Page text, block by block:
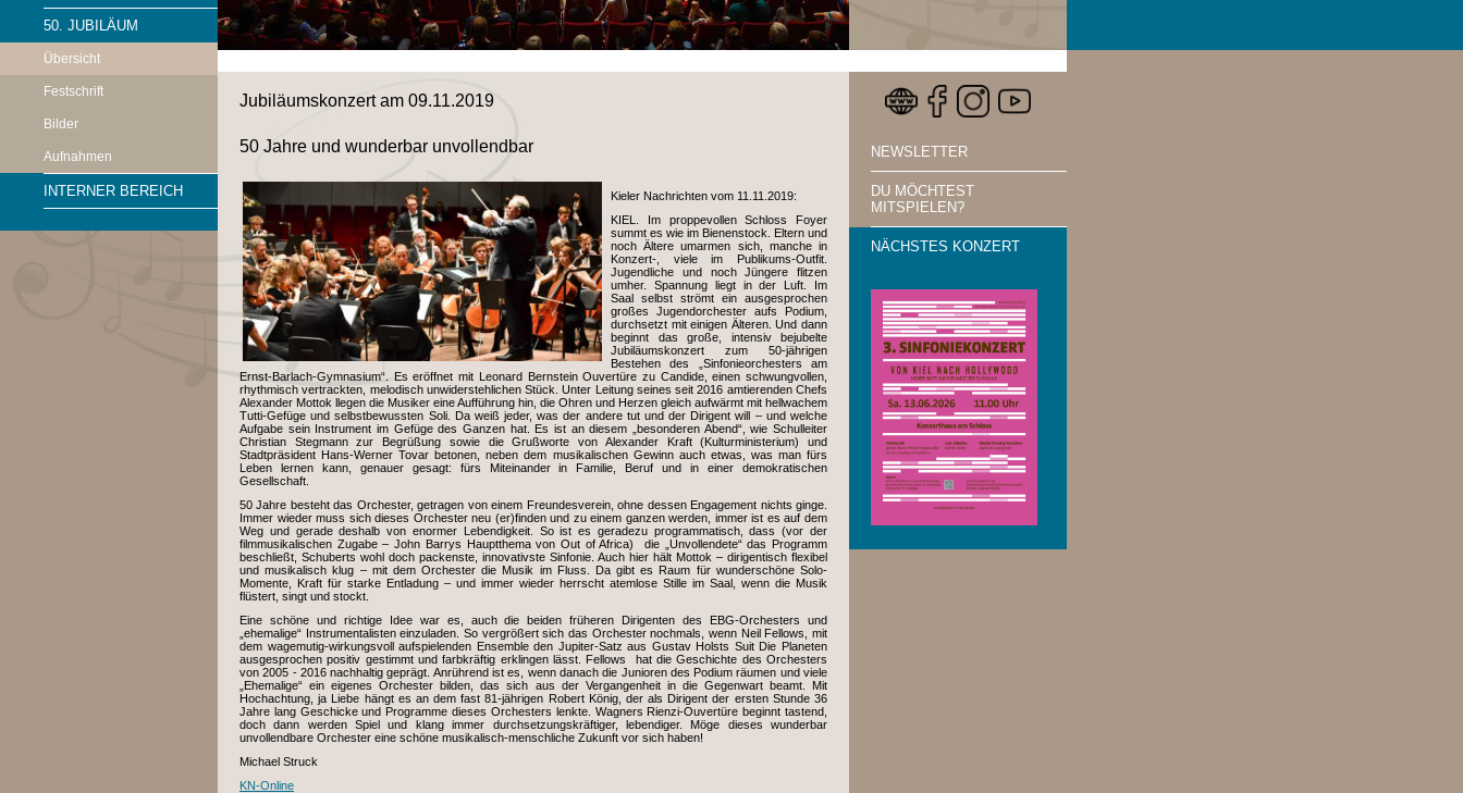
50. JUBILÄUM
Übersicht
Festschrift
Bilder
Aufnahmen
INTERNER BEREICH
Jubiläumskonzert am 09.11.2019
50 Jahre und wunderbar unvollendbar
Kieler Nachrichten vom 11.11.2019:
KIEL. Im proppevollen Schloss Foyer
summt es wie im Bienenstock. Eltern und
noch Ältere umarmen sich, manche in
Konzert-, viele im Publikums-Outfit.
Jugendliche und noch Jüngere flitzen
umher. Spannung liegt in der Luft. Im
Saal selbst strömt ein ausgesprochen
großes Jugendorchester aufs Podium,
durchsetzt mit einigen Älteren. Und dann
beginnt das große, intensiv bejubelte
Jubiläumskonzert zum 50-jährigen
Bestehen des „Sinfonieorchesters am
Ernst-Barlach-Gymnasium“. Es eröffnet mit Leonard Bernstein Ouvertüre zu Candide, einen schwungvollen,
rhythmisch vertrackten, melodisch unwiderstehlichen Stück. Unter Leitung seines seit 2016 amtierenden Chefs
Alexander Mottok llegen die Musiker eine Aufführung hin, die Ohren und Herzen gleich aufwärmt mit hellwachem
Tutti-Gefüge und selbstbewussten Soli. Da weiß jeder, was der andere tut und der Dirigent will – und welche
Aufgabe sein Instrument im Gefüge des Ganzen hat. Es ist an diesem „besonderen Abend“, wie Schulleiter
Christian Stegmann zur Begrüßung sowie die Grußworte von Alexander Kraft (Kulturministerium) und
Stadtpräsident Hans-Werner Tovar betonen, neben dem musikalischen Gewinn auch etwas, was man fürs
Leben lernen kann, genauer gesagt: fürs Miteinander in Familie, Beruf und in einer demokratischen
Gesellschaft.
50 Jahre besteht das Orchester, getragen von einem Freundesverein, ohne dessen Engagement nichts ginge.
Immer wieder muss sich dieses Orchester neu (er)finden und zu einem ganzen werden, immer ist es auf dem
Weg und gerade deshalb von enormer Lebendigkeit. So ist es geradezu programmatisch, dass (vor der
filmmusikalischen Zugabe – John Barrys Hauptthema von Out of Africa) die „Unvollendete“ das Programm
beschließt, Schuberts wohl doch packenste, innovativste Sinfonie. Auch hier hält Mottok – dirigentisch flexibel
und musikalisch klug – mit dem Orchester die Musik im Fluss. Da gibt es Raum für wunderschöne Solo-
Momente, Kraft für starke Entladung – und immer wieder herrscht atemlose Stille im Saal, wenn die Musik
flüstert, singt und stockt.
Eine schöne und richtige Idee war es, auch die beiden früheren Dirigenten des EBG-Orchesters und
„ehemalige“ Instrumentalisten einzuladen. So vergrößert sich das Orchester nochmals, wenn Neil Fellows, mit
dem wagemutig-wirkungsvoll aufspielenden Ensemble den Jupiter-Satz aus Gustav Holsts Suit Die Planeten
ausgesprochen positiv gestimmt und farbkräftig erklingen lässt. Fellows hat die Geschichte des Orchesters
von 2005 - 2016 nachhaltig geprägt. Anrührend ist es, wenn danach die Junioren des Podium räumen und viele
„Ehemalige“ ein eigenes Orchester bilden, das sich aus der Vergangenheit in die Gegenwart beamt. Mit
Hochachtung, ja Liebe hängt es an dem fast 81-jährigen Robert König, der als Dirigent der ersten Stunde 36
Jahre lang Geschicke und Programme dieses Orchesters lenkte. Wagners Rienzi-Ouvertüre beginnt tastend,
doch dann werden Spiel und klang immer durchsetzungskräftiger, lebendiger. Möge dieses wunderbar
unvollendbare Orchester eine schöne musikalisch-menschliche Zukunft vor sich haben!
Michael Struck
KN-Online
NEWSLETTER
DU MÖCHTEST
MITSPIELEN?
NÄCHSTES KONZERT